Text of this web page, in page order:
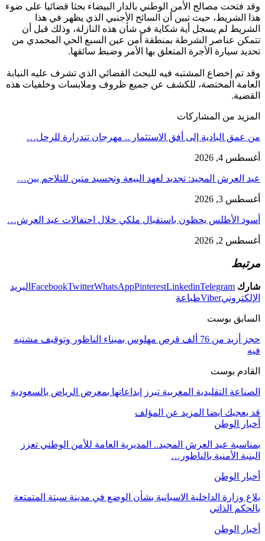
وقد فتحت مصالح الأمن الوطني بالدار البيضاء بحثا قضائيا على ضوء
هذا الشريط، حيث تبين أن السائح الأجنبي الذي يظهر في هذا
الشريط لم يسجل أية شكاية في شأن هذه النازلة، وذلك قبل أن
تتمكن عناصر الشرطة بمنطقة أمن عين السبع الحي المحمدي من
تحديد سيارة الأجرة المتعلق بها الأمر وضبط سائقها.
وقد تم إخضاع المشتبه فيه للبحث القضائي الذي تشرف عليه النيابة
العامة المختصة، للكشف عن جميع ظروف وملابسات وخلفيات هذه
القضية.
المزيد من المشاركات
من عمق البادية إلى أفق الاستثمار .. مهرجان تندرارة للرحل…
أغسطس 4, 2026
عيد العرش المجيد: تجديد لعهد البيعة وتجسيد متين للتلاحم بين…
أغسطس 3, 2026
أسود الأطلس يحظون باستقبال ملكي خلال احتفالات عيد العرش…
أغسطس 2, 2026
مرتبط
شارك FacebookTwitterWhatsAppPinterestLinkedinTelegram
البريد
الإلكترونيViberطباعة
السابق بوست
حجز أزيد من 76 ألف قرص مهلوس بميناء الناظور وتوقيف مشتبه
فيه
القادم بوست
الصناعة التقليدية المغربية تبرز إبداعاتها بمعرض الرياض بالسعودية
قد يعجبك ايضا المزيد عن المؤلف
أخبار الوطن
بمناسبة عيد العرش المجيد.. المديرية العامة للأمن الوطني تعزز
البنية الأمنية بالناظور…
أخبار الوطن
بلاغ وزارة الداخلية الاسبانية بشأن الوضع في مدينة سبتة المتمتعة
بالحكم الذاتي
أخبار الوطن